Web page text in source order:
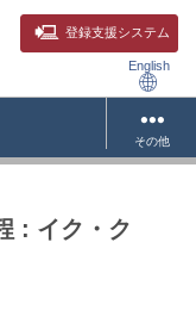
登録支援システム
English
その他
: イク・ク